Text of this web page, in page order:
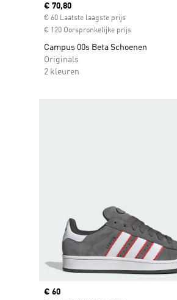
Current price
€ 70,80
€ 60 Laatste laagste prijs
€ 120 Oorspronkelijke prijs
Campus 00s Beta Schoenen
Originals
2 kleuren
Current price
€ 60